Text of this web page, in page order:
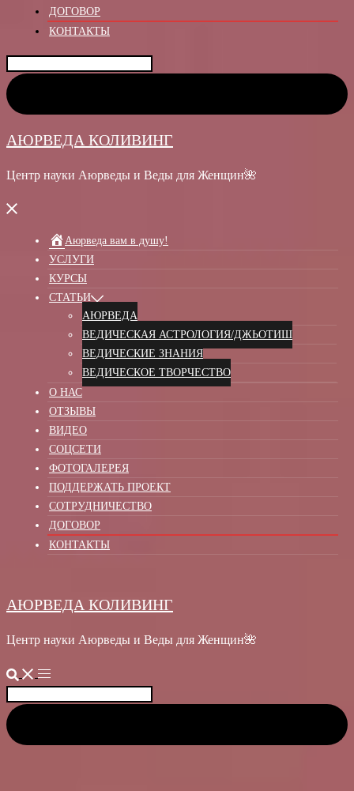
ДОГОВОР
КОНТАКТЫ
АЮРВЕДА КОЛИВИНГ
Центр науки Аюрведы и Веды для Женщин🌺
Аюрведа вам в душу!
УСЛУГИ
КУРСЫ
СТАТЬИ
АЮРВЕДА
ВЕДИЧЕСКАЯ АСТРОЛОГИЯ/ДЖЬОТИШ
ВЕДИЧЕСКИЕ ЗНАНИЯ
ВЕДИЧЕСКОЕ ТВОРЧЕСТВО
О НАС
ОТЗЫВЫ
ВИДЕО
СОЦСЕТИ
ФОТОГАЛЕРЕЯ
ПОДДЕРЖАТЬ ПРОЕКТ
СОТРУДНИЧЕСТВО
ДОГОВОР
КОНТАКТЫ
АЮРВЕДА КОЛИВИНГ
Центр науки Аюрведы и Веды для Женщин🌺